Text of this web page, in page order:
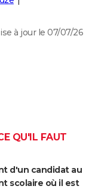
à jour le 07/07/26
QU'IL FAUT
d'un candidat au
scolaire où il est